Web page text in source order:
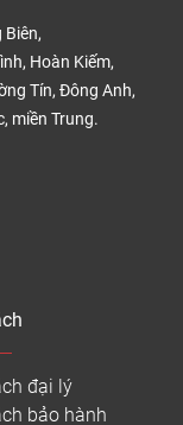
Hoàn Kiếm,
Tín, Đông Anh,
miền Trung.
đại lý
bảo hành